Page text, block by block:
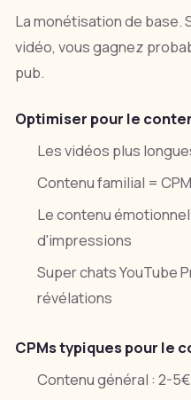
La monétisation de base.
vidéo, vous gagnez
pub.
Optimiser pour le
Les vidéos plus
Contenu familial =
Le contenu
d'impressions
Super chats YouTube
révélations
CPMs typiques pour le
Contenu général : 2-